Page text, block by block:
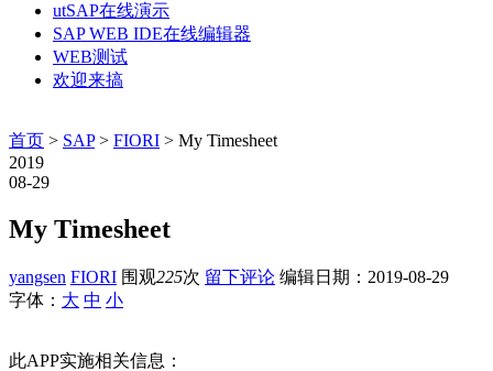
utSAP在线演示
SAP WEB IDE在线编辑器
WEB测试
欢迎来搞
首页 > SAP> FIORI > My Timesheet
2019
08-29
My Timesheet
yangsen FIORI 围观225次 留下评论 编辑日期： 2019-08-29
字体： 大 中 小
此APP实施相关信息：